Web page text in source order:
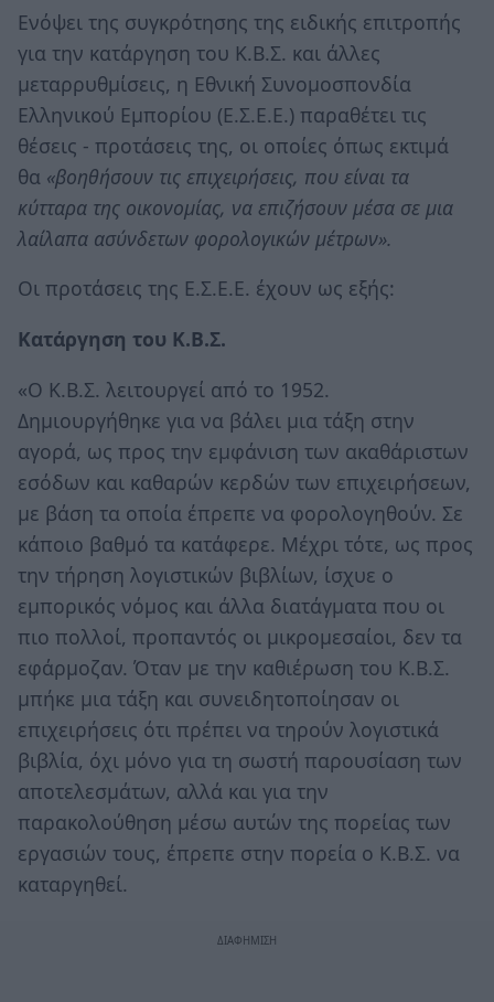
Ενόψει της συγκρότησης της ειδικής επιτροπής
για την κατάργηση του Κ.Β.Σ. και άλλες
μεταρρυθμίσεις, η Εθνική Συνομοσπονδία
Ελληνικού Εμπορίου (Ε.Σ.Ε.Ε.) παραθέτει τις
θέσεις - προτάσεις της, οι οποίες όπως εκτιμά
θα «βοηθήσουν τις επιχειρήσεις, που είναι τα
κύτταρα της οικονομίας, να επιζήσουν μέσα σε μια
λαίλαπα ασύνδετων φορολογικών μέτρων».
Οι προτάσεις της Ε.Σ.Ε.Ε. έχουν ως εξής:
Κατάργηση του Κ.Β.Σ.
«Ο Κ.Β.Σ. λειτουργεί από το 1952.
Δημιουργήθηκε για να βάλει μια τάξη στην
αγορά, ως προς την εμφάνιση των ακαθάριστων
εσόδων και καθαρών κερδών των επιχειρήσεων,
με βάση τα οποία έπρεπε να φορολογηθούν. Σε
κάποιο βαθμό τα κατάφερε. Μέχρι τότε, ως προς
την τήρηση λογιστικών βιβλίων, ίσχυε ο
εμπορικός νόμος και άλλα διατάγματα που οι
πιο πολλοί, προπαντός οι μικρομεσαίοι, δεν τα
εφάρμοζαν. Όταν με την καθιέρωση του Κ.Β.Σ.
μπήκε μια τάξη και συνειδητοποίησαν οι
επιχειρήσεις ότι πρέπει να τηρούν λογιστικά
βιβλία, όχι μόνο για τη σωστή παρουσίαση των
αποτελεσμάτων, αλλά και για την
παρακολούθηση μέσω αυτών της πορείας των
εργασιών τους, έπρεπε στην πορεία ο Κ.Β.Σ. να
καταργηθεί.